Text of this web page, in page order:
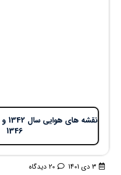
1346
3 دی 1401 20 دیدگاه